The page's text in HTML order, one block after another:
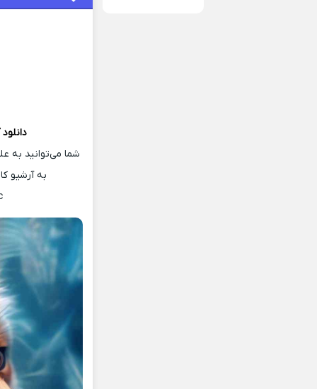
شما می‌توانید به
به آرشیو